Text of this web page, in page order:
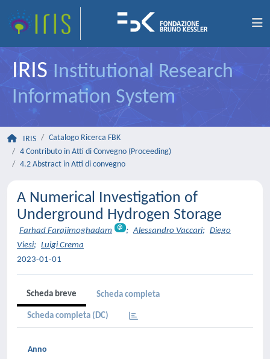
IRIS Institutional Research
Information System
IRIS
Catalogo Ricerca FBK
4 Contributo in Atti di Convegno (Proceeding)
4.2 Abstract in Atti di convegno
A Numerical Investigation of
Underground Hydrogen Storage
Farhad Farajimoghadam ; Alessandro Vaccari; Diego
Viesi; Luigi Crema
2023-01-01
Scheda breve Scheda completa
Scheda completa (DC)
Anno